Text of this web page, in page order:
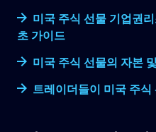
미국 주식 선물 기업권
초 가이드
미국 주식 선물의 자본
트레이더들이 미국 주